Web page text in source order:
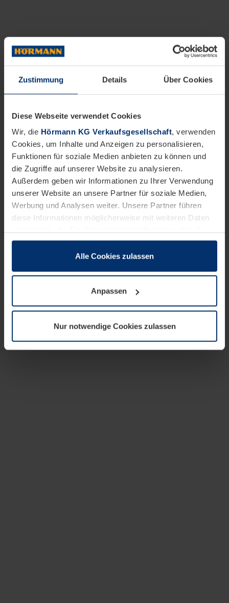
Zustimmung Details Über Cookies
Diese Webseite verwendet Cookies
Wir, die Hörmann KG Verkaufsgesellschaft, verwenden
Cookies, um Inhalte und Anzeigen zu personalisieren,
Funktionen für soziale Medien anbieten zu können und
die Zugriffe auf unserer Website zu analysieren.
Außerdem geben wir Informationen zu Ihrer Verwendung
unserer Website an unsere Partner für soziale Medien,
Werbung und Analysen weiter. Unsere Partner führen
diese Informationen möglicherweise mit weiteren Daten
sie im Rahmen Ihrer Nutzung der Dienste gesammelt
wenn diese für den Betrieb dieser Seite unbedingt
notwendig sind. Für alle anderen Cookie-Typen benötigen
wir Ihre Erlaubnis. Ihre Einwilligung können Sie jederzeit
Datenschutzerklärungunserer Website ändern oder
widerrufen.
Alle Cookies zulassen
Anpassen
Nur notwendige Cookies zulassen